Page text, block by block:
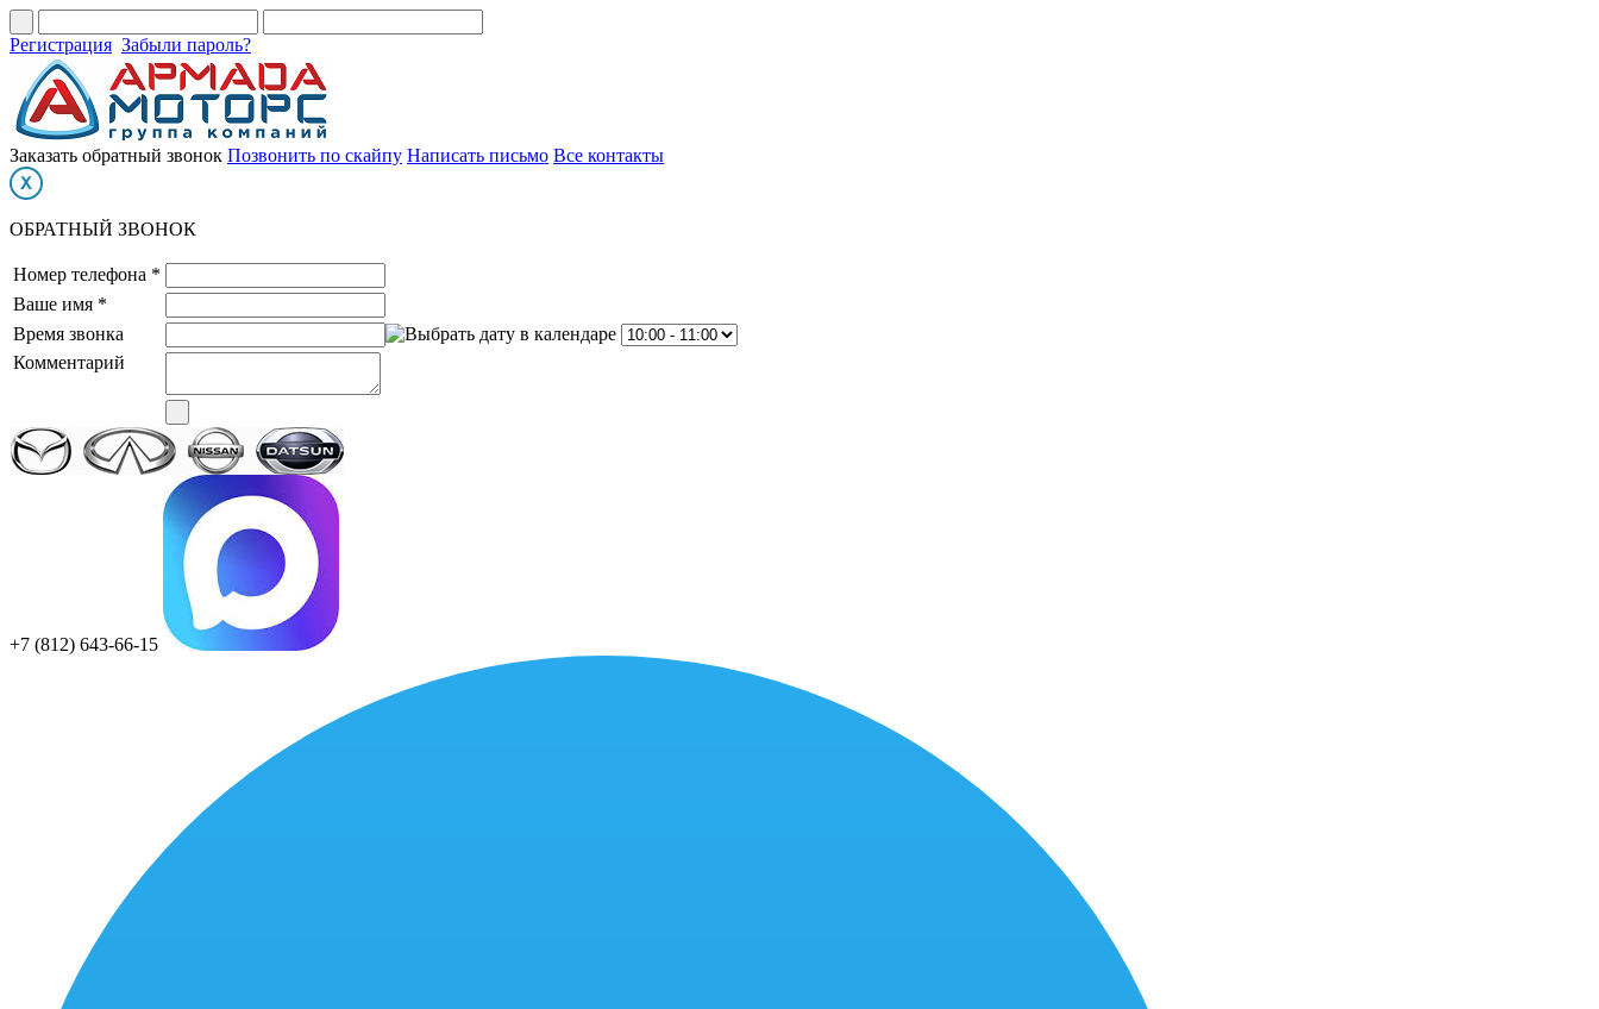
Регистрация Забыли пароль?
Заказать обратный звонок Позвонить по скайпу Написать письмо Все контакты
ОБРАТНЫЙ ЗВОНОК
Номер телефона *
Ваше имя *
Время звонка
Комментарий
+7 (812) 643-66-15